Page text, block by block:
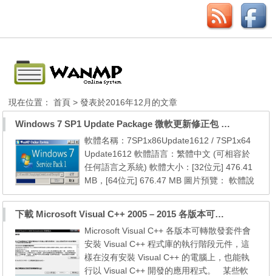
現在位置：首頁 > 發表於2016年12月的文章
Windows 7 SP1 Update Package 微軟更新修正包 (2016.12月份)
軟體名稱：7SP1x86Update1612 / 7SP1x64
Update1612 軟體語言：繁體中文 (可相容於
任何語言之系統) 軟體大小：[32位元] 476.41
MB，[64位元] 676.47 MB 圖片預覽： 軟體說
明： 本更新包包含自 7 SP1 [32位元] 以後至2
包含自 7 SP1 [64位元] 以後至2016年12月份
的所有微軟官方更新檔 系統需求： 1. Windo
ws 7 SP1 (x86/x64) 2. Windows Internet Exp
lorer 8 (內建於...
下載 Microsoft Visual C++ 2005 – 2015 各版本可轉散發套件
Microsoft Visual C++ 各版本可轉散發套件會
安裝 Visual C++ 程式庫的執行階段元件，這
樣在沒有安裝 Visual C++ 的電腦上，也能執
行以 Visual C++ 開發的應用程式。 某些軟